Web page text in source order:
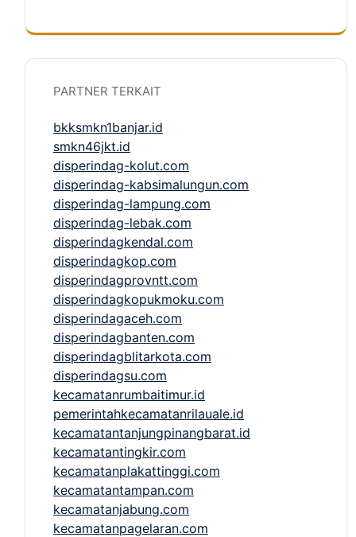
PARTNER TERKAIT
bkksmkn1banjar.id
smkn46jkt.id
disperindag-kolut.com
disperindag-kabsimalungun.com
disperindag-lampung.com
disperindag-lebak.com
disperindagkendal.com
disperindagkop.com
disperindagprovntt.com
disperindagkopukmoku.com
disperindagaceh.com
disperindagbanten.com
disperindagblitarkota.com
disperindagsu.com
kecamatanrumbaitimur.id
pemerintahkecamatanrilauale.id
kecamatantanjungpinangbarat.id
kecamatantingkir.com
kecamatanplakattinggi.com
kecamatantampan.com
kecamatanjabung.com
kecamatanpagelaran.com